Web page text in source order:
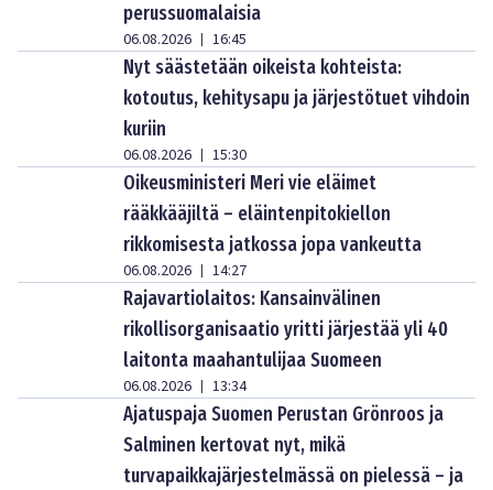
perussuomalaisia
06.08.2026 | 16:45
Nyt säästetään oikeista kohteista:
kotoutus, kehitysapu ja järjestötuet vihdoin
kuriin
06.08.2026 | 15:30
Oikeusministeri Meri vie eläimet
rääkkääjiltä – eläintenpitokiellon
rikkomisesta jatkossa jopa vankeutta
06.08.2026 | 14:27
Rajavartiolaitos: Kansainvälinen
rikollisorganisaatio yritti järjestää yli 40
laitonta maahantulijaa Suomeen
06.08.2026 | 13:34
Ajatuspaja Suomen Perustan Grönroos ja
Salminen kertovat nyt, mikä
turvapaikkajärjestelmässä on pielessä – ja